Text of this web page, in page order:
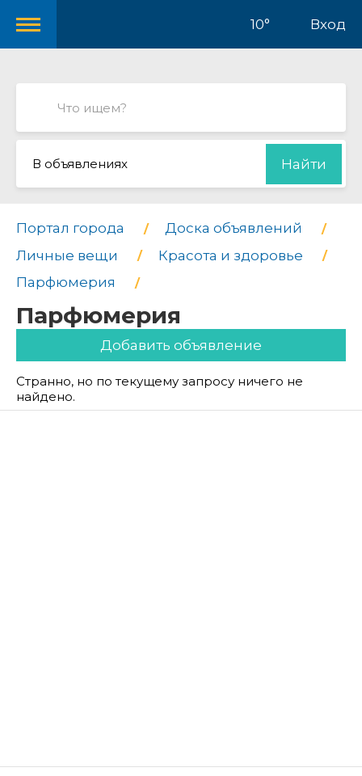
10° Вход
В объявлениях Найти
Портал города
Доска объявлений
Личные вещи
Красота и здоровье
Парфюмерия
Парфюмерия
Добавить объявление
Странно, но по текущему запросу ничего не
найдено.